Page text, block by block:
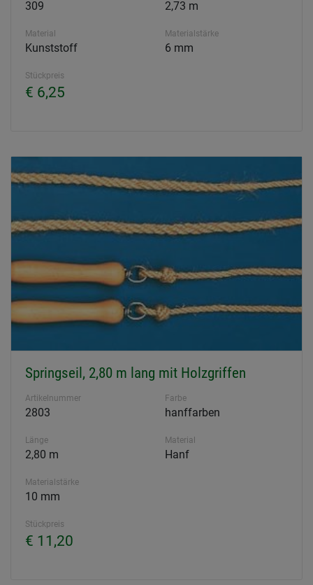
309 2,73 m
Material
Kunststoff
Materialstärke
6 mm
Stückpreis
€ 6,25
Springseil, 2,80 m lang mit Holzgriffen
Artikelnummer
2803
Farbe
hanffarben
Länge
2,80 m
Material
Hanf
Materialstärke
10 mm
Stückpreis
€ 11,20